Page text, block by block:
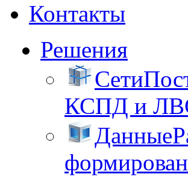
Контакты
Решения
Сети
КСПД и
Данные